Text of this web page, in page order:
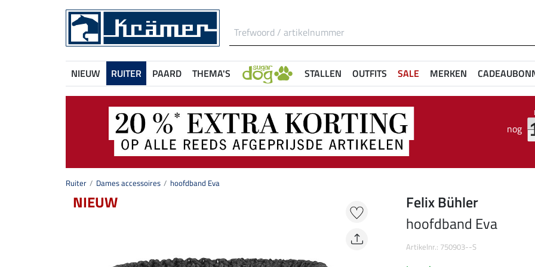
NIEUW RUITER PAARD THEMA'S STALLEN OUTFITS SALE MERKEN
nog
Ruiter Dames accessoires hoofdband Eva
NIEUW
Felix Bühler
hoofdband Eva
Artikelnr.: 750903--S